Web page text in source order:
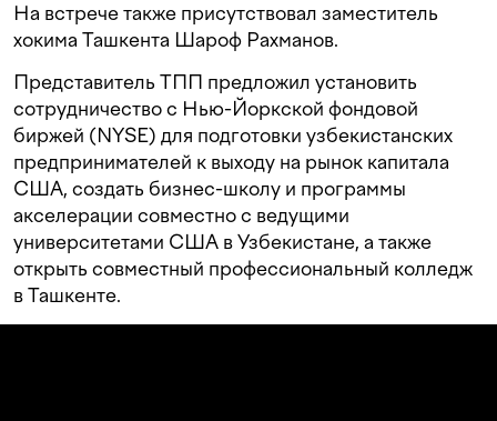
На встрече также присутствовал заместитель
хокима Ташкента Шароф Рахманов.
Представитель ТПП предложил установить
сотрудничество с Нью-Йоркской фондовой
биржей (NYSE) для подготовки узбекистанских
предпринимателей к выходу на рынок капитала
США, создать бизнес-школу и программы
акселерации совместно с ведущими
университетами США в Узбекистане, а также
открыть совместный профессиональный колледж
в Ташкенте.